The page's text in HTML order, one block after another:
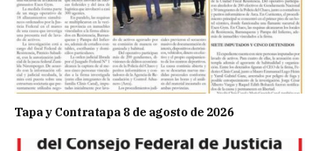
Tapa y Contratapa 8 de agosto de 2026